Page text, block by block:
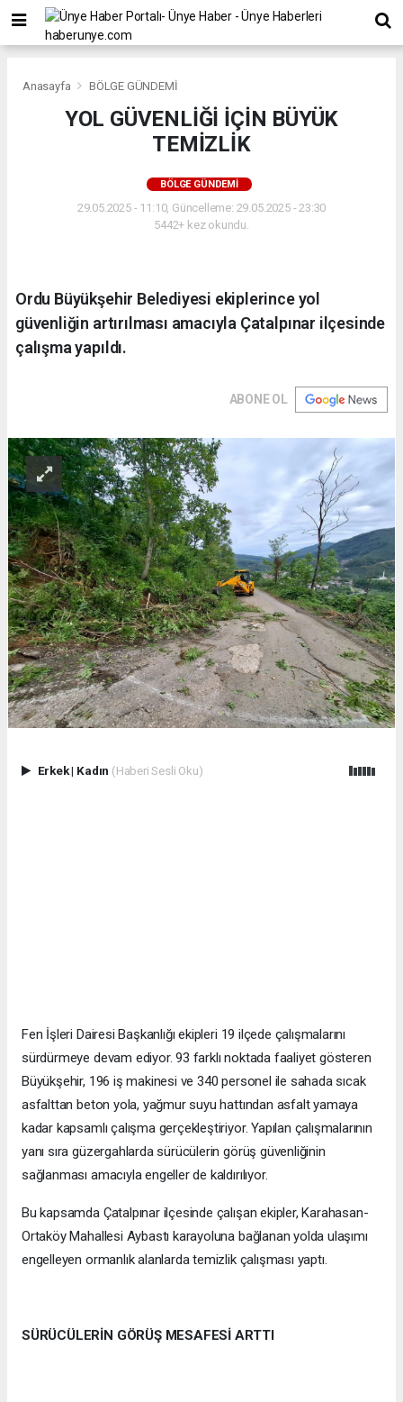
Anasayfa BÖLGE GÜNDEMİ
YOL GÜVENLİĞİ İÇİN BÜYÜK
TEMİZLİK
BÖLGE GÜNDEMİ
29.05.2025 - 11:10, Güncelleme: 29.05.2025 - 23:30
5442+ kez okundu.
Ordu Büyükşehir Belediyesi ekiplerince yol
güvenliğin artırılması amacıyla Çatalpınar ilçesinde
çalışma yapıldı.
ABONE OL
Erkek| Kadın (Haberi Sesli Oku)
Fen İşleri Dairesi Başkanlığı ekipleri 19 ilçede çalışmalarını
sürdürmeye devam ediyor. 93 farklı noktada faaliyet gösteren
Büyükşehir, 196 iş makinesi ve 340 personel ile sahada sıcak
asfalttan beton yola, yağmur suyu hattından asfalt yamaya
kadar kapsamlı çalışma gerçekleştiriyor. Yapılan çalışmalarının
yanı sıra güzergahlarda sürücülerin görüş güvenliğinin
sağlanması amacıyla engeller de kaldırılıyor.
Bu kapsamda Çatalpınar ilçesinde çalışan ekipler, Karahasan-
Ortaköy Mahallesi Aybastı karayoluna bağlanan yolda ulaşımı
engelleyen ormanlık alanlarda temizlik çalışması yaptı.
SÜRÜCÜLERİN GÖRÜŞ MESAFESİ ARTTI